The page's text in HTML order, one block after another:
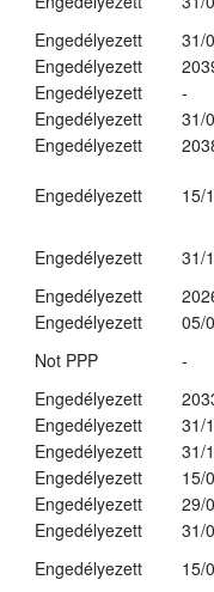
Engedélyezett
31/
Engedélyezett
Engedélyezett
-
Engedélyezett
31/
Engedélyezett
Engedélyezett 15/
Engedélyezett
31/
Engedélyezett
Engedélyezett
05/
Not PPP
-
Engedélyezett
Engedélyezett
31/
Engedélyezett
31/
Engedélyezett
15/
Engedélyezett
29/
Engedélyezett
31/
Engedélyezett
15/